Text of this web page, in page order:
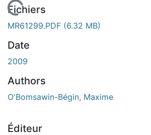
En cours de chargement...
Fichiers
MR61299.PDF (6.32 MB)
Date
2009
Authors
O'Bomsawin-Bégin, Maxime
Éditeur